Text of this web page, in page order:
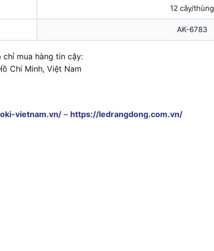
12 cây/thùng
AK-6783
chỉ mua hàng tin cậy:
Chí Minh, Việt Nam
vietnam.vn/ – https://ledrangdong.com.vn/